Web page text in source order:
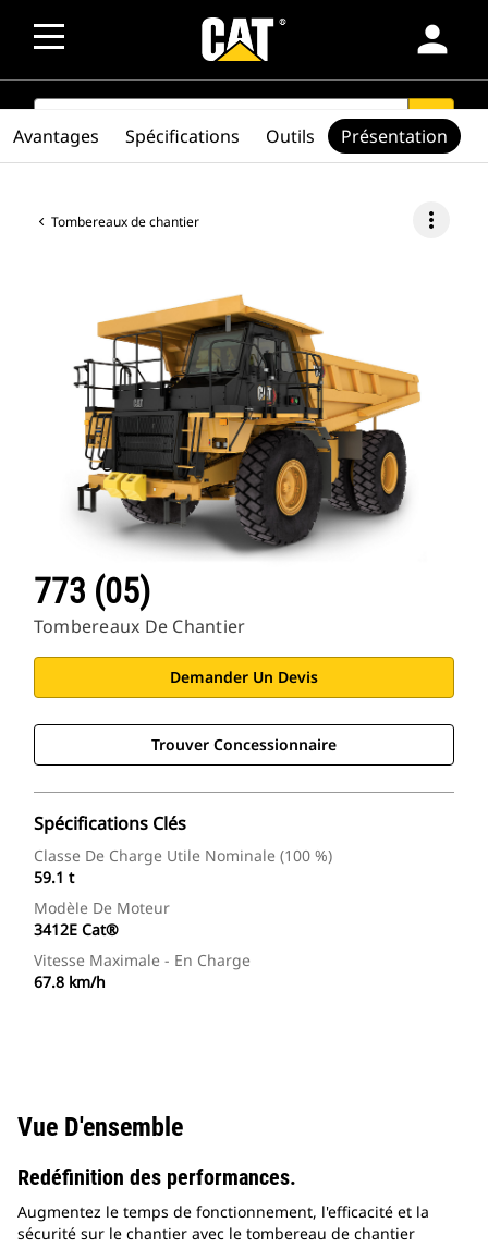
person
SEARCH search
Tombereaux de chantier more_vert
773 (05)
Tombereaux De Chantier
Demander Un Devis
Trouver Concessionnaire
Spécifications Clés
Classe De Charge Utile Nominale (100 %)
59.1 t
Modèle De Moteur
3412E Cat®
Vitesse Maximale - En Charge
67.8 km/h
Avantages Spécifications Outils Présentation
Vue D'ensemble
Redéfinition des performances.
Augmentez le temps de fonctionnement, l'efficacité et la
sécurité sur le chantier avec le tombereau de chantier